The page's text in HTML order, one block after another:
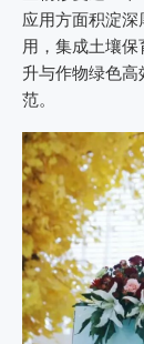
应用方面积淀
用，集成土壤
升与作物绿色
范。